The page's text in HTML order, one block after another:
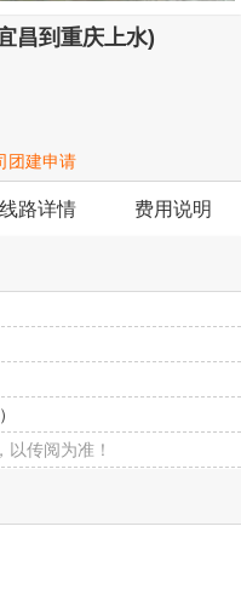
昌到重庆上水)
团建申请
线路详情 费用说明
传阅为准！